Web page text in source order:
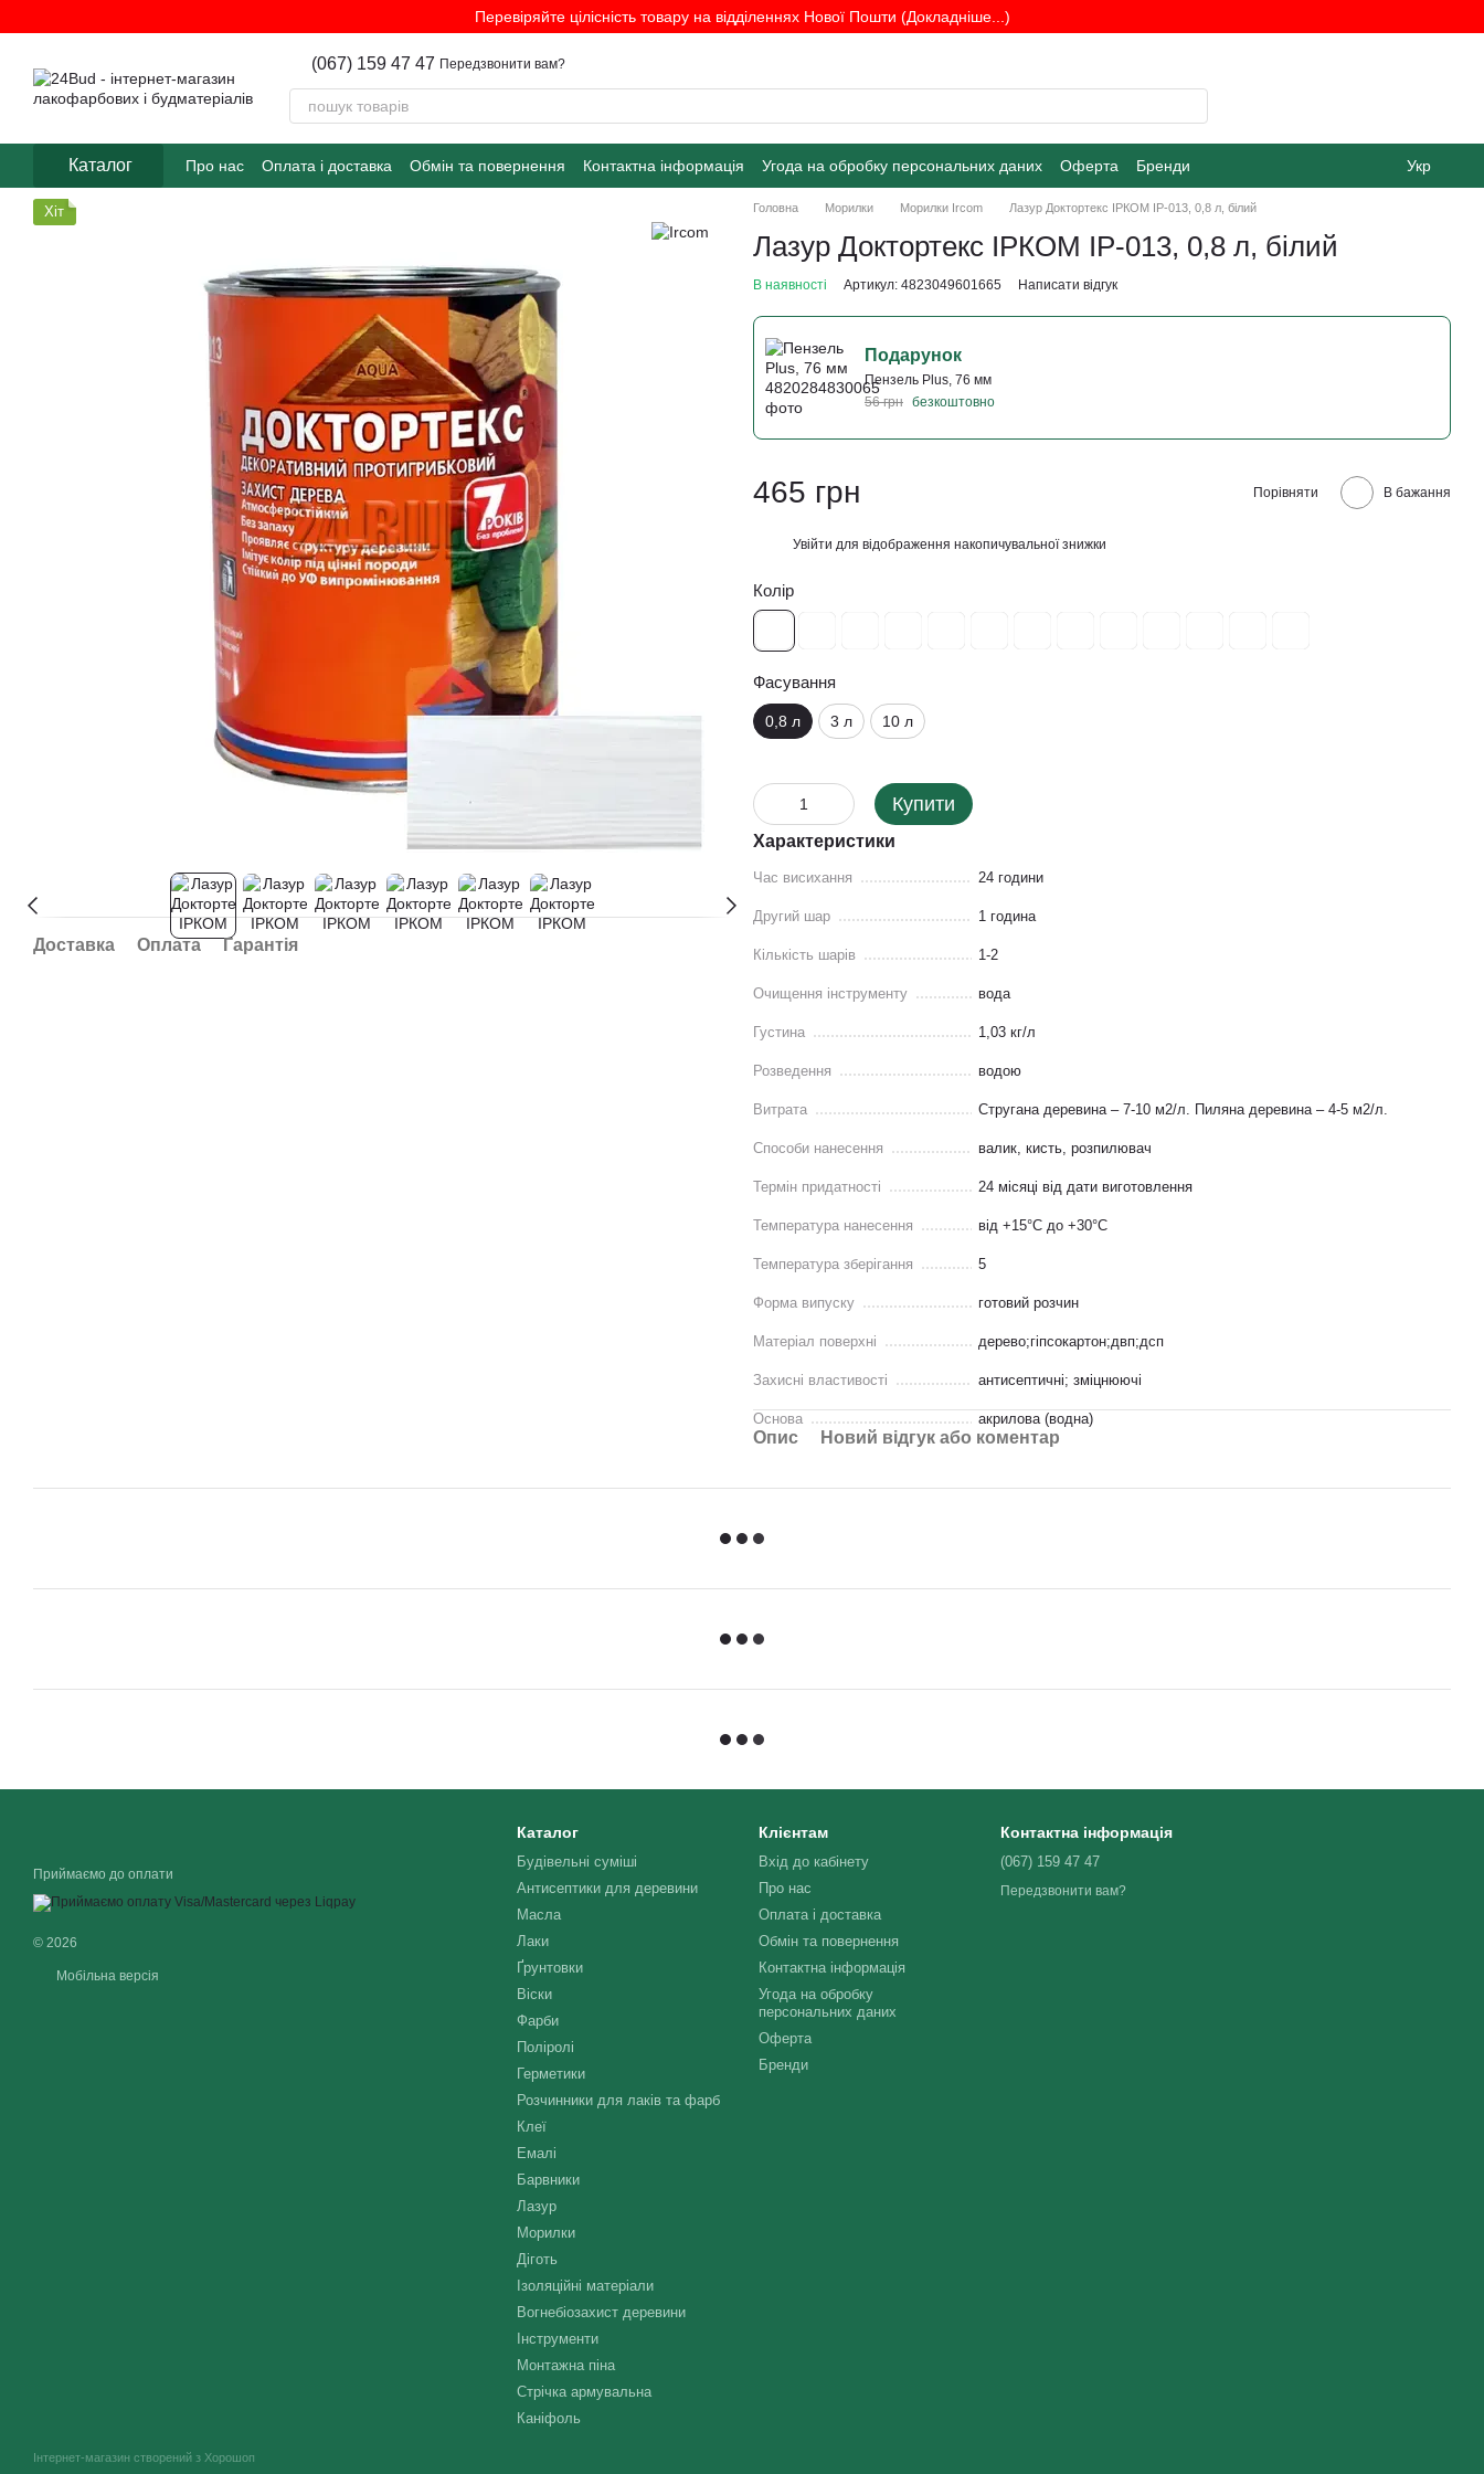
Перевіряйте цілісність товару на відділеннях Нової Пошти (Докладніше...)
(067) 159 47 47 Передзвонити вам?
Каталог Про нас Оплата і доставка Обмін та повернення Контактна інформація Угода на обробку персональних даних Оферта Бренди Укр
Хіт
Доставка Оплата Гарантія
Головна Морилки Морилки Ircom Лазур Доктортекс ІРКОМ ІР-013, 0,8 л, білий
Лазур Доктортекс ІРКОМ ІР-013, 0,8 л, білий
В наявності Артикул: 4823049601665 Написати відгук
Подарунок
Пензель Plus, 76 мм
56 грн безкоштовно
465 грн Порівняти В бажання
Увійти для відображення накопичувальної знижки
Колір
Фасування
0,8 л 3 л 10 л
Купити
Характеристики
Час висихання 24 години
Другий шар 1 година
Кількість шарів 1-2
Очищення інструменту вода
Густина 1,03 кг/л
Розведення водою
Витрата Стругана деревина – 7-10 м2/л. Пиляна деревина – 4-5 м2/л.
Способи нанесення валик, кисть, розпилювач
Термін придатності 24 місяці від дати виготовлення
Температура нанесення від +15°С до +30°С
Температура зберігання 5
Форма випуску готовий розчин
Матеріал поверхні дерево;гіпсокартон;двп;дсп
Захисні властивості антисептичні; зміцнюючі
Основа акрилова (водна)
Опис Новий відгук або коментар
Приймаємо до оплати
© 2026
Мобільна версія
Інтернет-магазин створений з Хорошоп
Каталог
Будівельні суміші
Антисептики для деревини
Масла
Лаки
Ґрунтовки
Віски
Фарби
Поліролі
Герметики
Розчинники для лаків та фарб
Клеї
Емалі
Барвники
Лазур
Морилки
Діготь
Ізоляційні матеріали
Вогнебіозахист деревини
Інструменти
Монтажна піна
Стрічка армувальна
Каніфоль
Клієнтам
Вхід до кабінету
Про нас
Оплата і доставка
Обмін та повернення
Контактна інформація
Угода на обробку
персональних даних
Оферта
Бренди
Контактна інформація
(067) 159 47 47
Передзвонити вам?